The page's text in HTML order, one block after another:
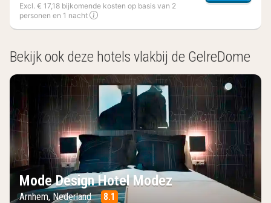
Excl. € 17,18 bijkomende kosten op basis van 2
personen en 1 nacht
hotels)
Bekijk ook deze hotels vlakbij de GelreDome
Mode Design Hotel Modez
Arnhem, Nederland 8.1